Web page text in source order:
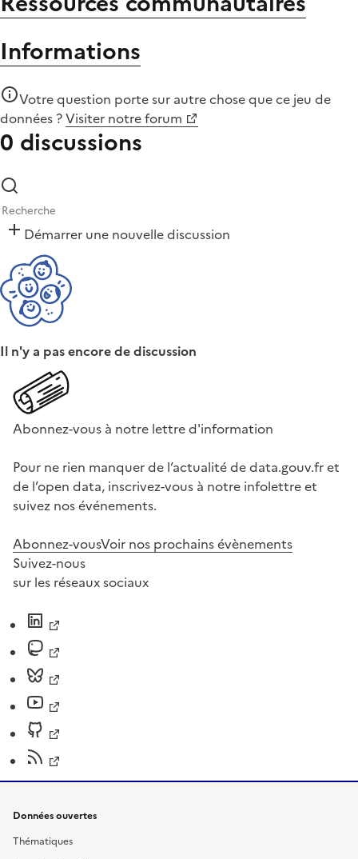
Informations
Votre question porte sur autre chose quece jeu de
données ?Visiter notre forum
0 discussions
Démarrer une nouvelle discussion
Il n'y a pas encore de discussion
Abonnez-vous à notre lettre d'information
Pour ne rien manquer de l’actualité de data.gouv.fr et
de l’open data, inscrivez-vous à notre infolettre et
suivez nos événements.
Abonnez-vousVoir nos prochains évènements
Suivez-nous
sur les réseaux sociaux
Données ouvertes
Thématiques